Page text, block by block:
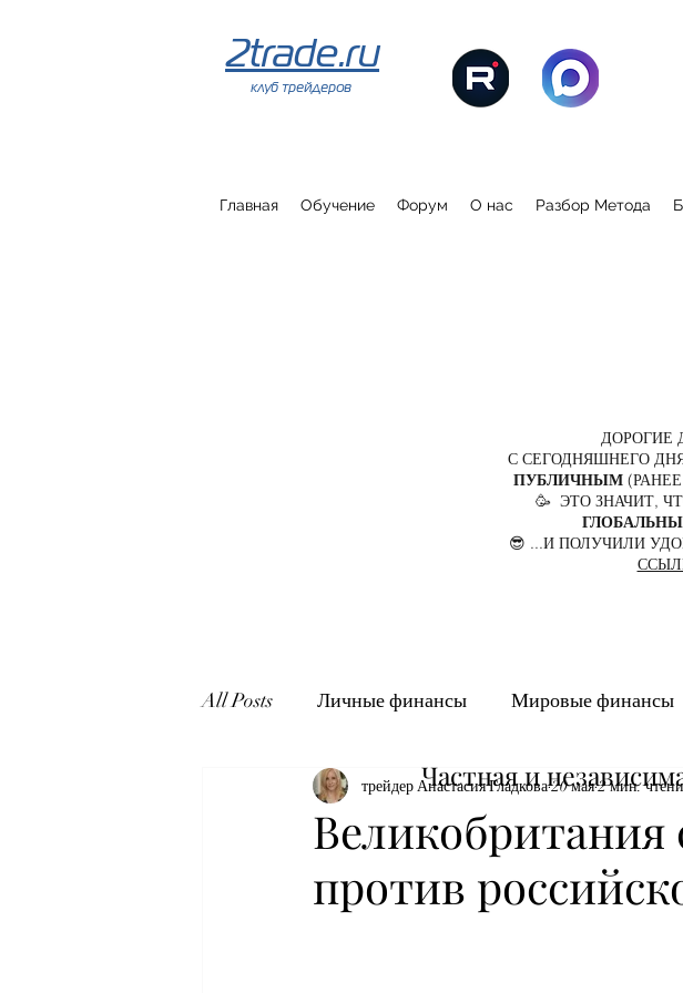
2trade.ru
клуб трейдеров
Главная Обучение Форум О нас Разбор Метода
ДОРОГИЕ
С СЕГОДНЯШНЕГО
ПУБЛИЧНЫМ
🥳 ЭТО ЗНАЧИТ,
😎 ...И ПОЛУЧИЛИ
All Posts Личные финансы Мировые финансы
Великобритания
против
трейдер Анастасия Гладкова 20 мая 2 мин.
Частная и